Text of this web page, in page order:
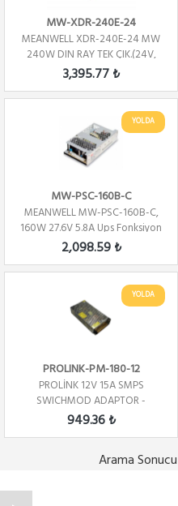
MW-XDR-240E-24
MEANWELL XDR-240E-24 MW
240W DIN RAY TEK ÇIK.(24V,
10A)
3,395.77 ₺
YOLDA
MW-PSC-160B-C
MEANWELL MW-PSC-160B-C,
160W 27.6V 5.8A Ups Fonksiyon
2,098.59 ₺
YOLDA
PROLINK-PM-180-12
PROLİNK 12V 15A SMPS
SWICHMOD ADAPTOR -
180WATT
949.36 ₺
Arama Sonucu